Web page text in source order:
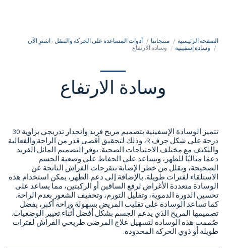
الصفحة الرئيسية منتجاتنا
أدوات المساعدة على الحركة والتنقل - اشترِ الآن
وسادة إسفينية
وسادة الارتفاع
وسادة الارتفاع
تتميز الوسادة الإسفينية بتصميم مريح فريد وانحدار تدريجي بزاوية 30
درجة على شكل حرف R، وذلك لتحقيق أقصى قدر من الراحة والفعالية
والتكيف مع مختلف الاحتياجات الصحية. يوفر التصميم المائل الفريد
دعمًا مثاليًا للظهر، ويساعد على الحفاظ على وضعية الجسم
الصحيحة، ويقلل من خطر الإصابة بتقرحات الفراش الناتجة عن
الاستلقاء لفترات طويلة. بالإضافة إلى دعم الظهر، يمكن استخدام هذه
الوسادة متعددة الأغراض لرفع الساقين أو الركبتين، مما يساعد على
تحسين الدورة الدموية، وتقليل التورم، وتخفيف الشعور بعدم الراحة.
كما تساعد الوسادة على تقليب المريض بسهولة وراحة أكبر، بفضل
تصميمها المريح الذي يدعم الجسم بشكل أفضل أثناء تغيير الوضعيات.
صُممت هذه الوسادة لتسهيل علاج المرضى طريحي الفراش لفترات
طويلة أو ذوي الحركة المحدودة.